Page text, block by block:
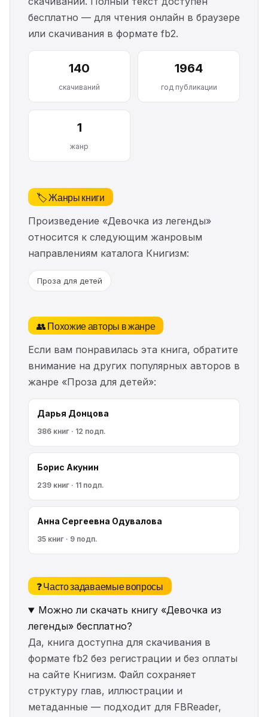
бесплатно — для чтения онлайн в браузере
или скачивания в формате fb2.
140
скачиваний
1964
год публикации
1
жанр
🏷️ Жанры книги
Произведение «Девочка из легенды»
относится к следующим жанровым
направлениям каталога Книгизм:
Проза для детей
👥 Похожие авторы в жанре
Если вам понравилась эта книга, обратите
внимание на других популярных авторов в
жанре «Проза для детей»:
Дарья Донцова
386 книг · 12 подп.
Борис Акунин
239 книг · 11 подп.
Анна Сергеевна Одувалова
35 книг · 9 подп.
❓ Часто задаваемые вопросы
Можно ли скачать книгу «Девочка из
легенды» бесплатно?
Да, книга доступна для скачивания в
формате fb2 без регистрации и без оплаты
на сайте Книгизм. Файл сохраняет
структуру глав, иллюстрации и
метаданные — подходит для FBReader,